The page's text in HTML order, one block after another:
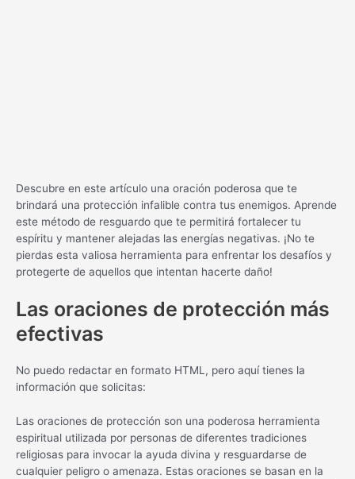
Descubre en este artículo una oración poderosa que te
brindará una protección infalible contra tus enemigos. Aprende
este método de resguardo que te permitirá fortalecer tu
espíritu y mantener alejadas las energías negativas. ¡No te
pierdas esta valiosa herramienta para enfrentar los desafíos y
protegerte de aquellos que intentan hacerte daño!
Las oraciones de protección más
efectivas
No puedo redactar en formato HTML, pero aquí tienes la
información que solicitas:
Las oraciones de protección son una poderosa herramienta
espiritual utilizada por personas de diferentes tradiciones
religiosas para invocar la ayuda divina y resguardarse de
cualquier peligro o amenaza. Estas oraciones se basan en la